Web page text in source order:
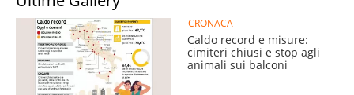
CRONACA
Caldo record e misure:
cimiteri chiusi e stop agli
animali sui balconi